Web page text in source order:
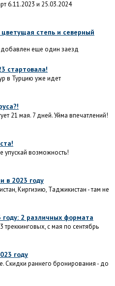
6.11.2023 и 25.03.2024
степь и северный
еще один заезд
стартовала!
в Турцию уже идет
21 мая. 7 дней. Уйма впечатлений!
упускай возможность!
в 2023 году
Киргизию, Таджикистан - там не
году: 2 различных формата
треккинговых, с мая по сентябрь
году
Скидки раннего бронирования - до